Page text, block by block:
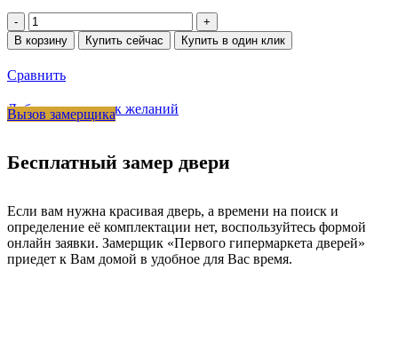
составляла
47000 ₽.
Количество
товара
9
YoDoors
Velluto
bianco
В корзину Купить сейчас Купить в один клик
Сравнить
Добавить в список желаний
Вызов замерщика
Бесплатный замер двери
Если вам нужна красивая дверь, а времени на поиск и
определение её комплектации нет, воспользуйтесь формой
онлайн заявки. Замерщик «Первого гипермаркета дверей»
приедет к Вам домой в удобное для Вас время.